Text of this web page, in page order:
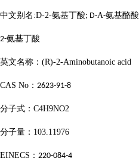
中文别名 :D-2-氨基丁酸; D-Α-氨基酪酸
2-氨基丁酸
英文名称： (R)-2-Aminobutanoic acid
CAS No ： 2623-91-8
分子式： C4H9NO2
分子量： 103.11976
EINECS ： 220-084-4